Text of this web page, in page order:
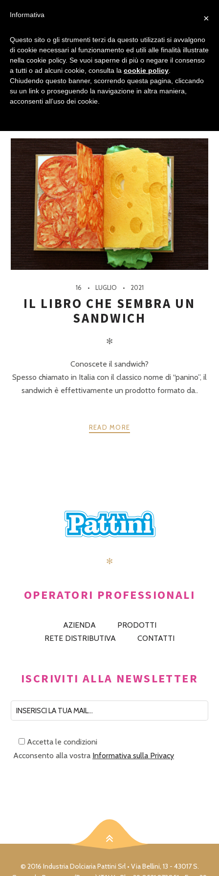
LIBRO
Tagged
16 LUGLIO 2021
IL LIBRO CHE SEMBRA UN
SANDWICH
✻
Conoscete il sandwich?
Spesso chiamato in Italia con il classico nome di “panino”, il
sandwich è effettivamente un prodotto formato da..
READ MORE
✻
OPERATORI PROFESSIONALI
AZIENDA
PRODOTTI
RETE DISTRIBUTIVA
CONTATTI
ISCRIVITI ALLA NEWSLETTER
Accetta le condizioni
Acconsento alla vostra Informativa sulla Privacy
© 2016 Industria Dolciaria Pattini Srl • Via Bellini, 13 - 43017 S.
×
Informativa
Questo sito o gli strumenti terzi da questo utilizzati si avvalgono
di cookie necessari al funzionamento ed utili alle finalità illustrate
nella cookie policy. Se vuoi saperne di più o negare il consenso
a tutti o ad alcuni cookie, consulta la cookie policy
Chiudendo questo banner, scorrendo questa pagina, cliccando
su un link o proseguendo la navigazione in altra maniera,
acconsenti all’uso dei cookie.